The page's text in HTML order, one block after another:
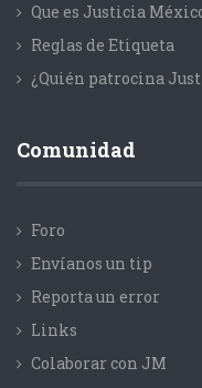
Que es Justicia
Reglas de Etiqueta
¿Quién patrocina
Comunidad
Foro
Envíanos un tip
Reporta un error
Links
Colaborar con JM